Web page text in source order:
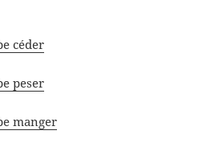
céder
peser
manger